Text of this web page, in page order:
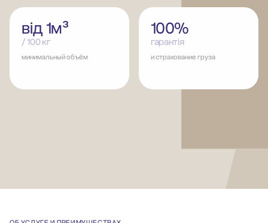
від 1м³
/ 100 кг
минимальный объём
100%
гарантія
и страхование груза